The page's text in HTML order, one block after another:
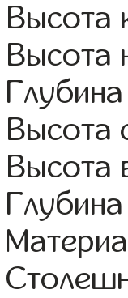
Высота
Высота
Высота
Высота